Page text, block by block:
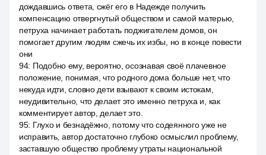
дождавшись ответа, сжёг его в Надежде получить
компенсацию отвергнутый обществом и самой матерью,
петруха начинает работать поджигателем домов, он
помогает другим людям сжечь их избы, но в конце повести
они
94: Подобно ему, вероятно, осознавая своё плачевное
положение, понимая, что родного дома больше нет, что
некуда идти, словно дети взывают к своим истокам,
неудивительно, что делает это именно петруха и, как
комментирует автор, делает это.
95: Глухо и безнадёжно, потому что содеянного уже не
исправить, автор достаточно глубоко осмыслил проблему,
заставшую общество проблему утраты национальной